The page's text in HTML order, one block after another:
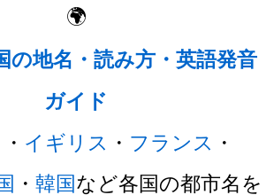
🌍
の地名・読み方・英語発音
ガイド
・ イギリス ・ フランス ・
・ 韓国など各国の都市名を